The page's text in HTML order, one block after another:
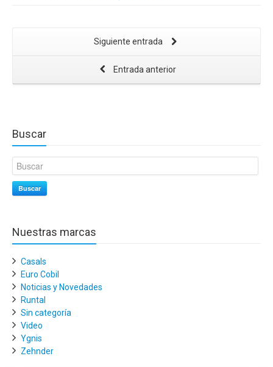
Siguiente entrada
Entrada anterior
Buscar
Buscar
Nuestras marcas
Casals
Euro Cobil
Noticias y Novedades
Runtal
Sin categoría
Video
Ygnis
Zehnder